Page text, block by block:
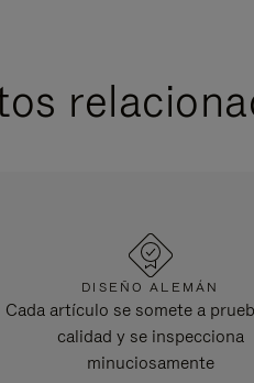
DISEÑO ALEMÁN
Cada artículo se somete a
calidad y se inspecciona
minuciosamente